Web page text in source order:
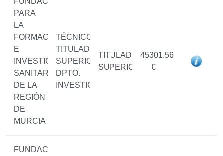
PARA
LA
FORMACIÓN
E
INVESTIGACIÓN
SANITARIAS
DE LA
REGIÓN
DE
MURCIA
TÉCNICO/A
TITULADO/A
SUPERIOR
DPTO.
INVESTIGACIÓN
TITULADO/A
SUPERIOR
45301.56
€
FUNDACIÓN